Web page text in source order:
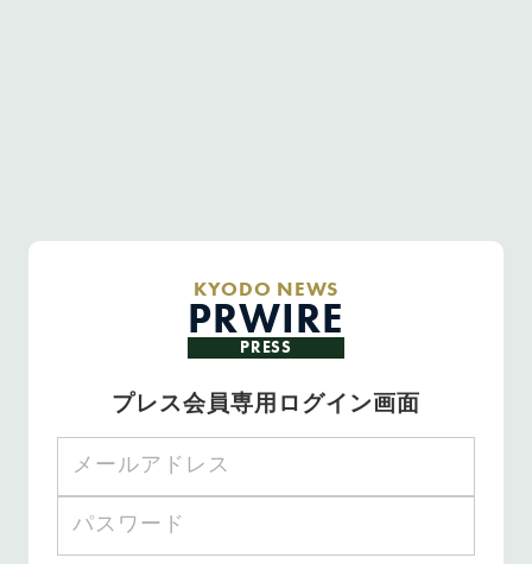
KYODO NEWS
PRWIRE
PRESS
プレス会員専用ログイン画面